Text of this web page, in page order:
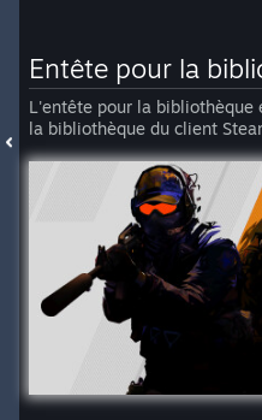
Entête pour la
L'entête pour la
la bibliothèque du client